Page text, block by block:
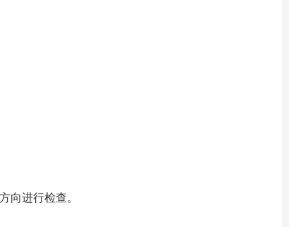
向进行检查。